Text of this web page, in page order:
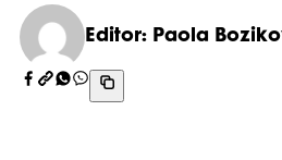
Editor: Paola